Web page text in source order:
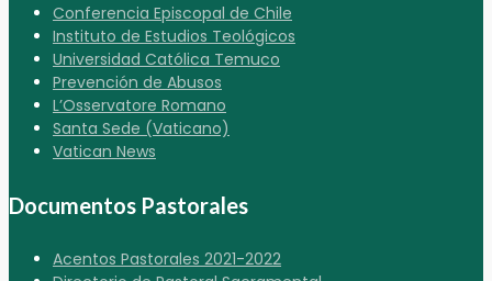
Conferencia Episcopal de Chile
Instituto de Estudios Teológicos
Universidad Católica Temuco
Prevención de Abusos
L’Osservatore Romano
Santa Sede (Vaticano)
Vatican News
Documentos Pastorales
Acentos Pastorales 2021-2022